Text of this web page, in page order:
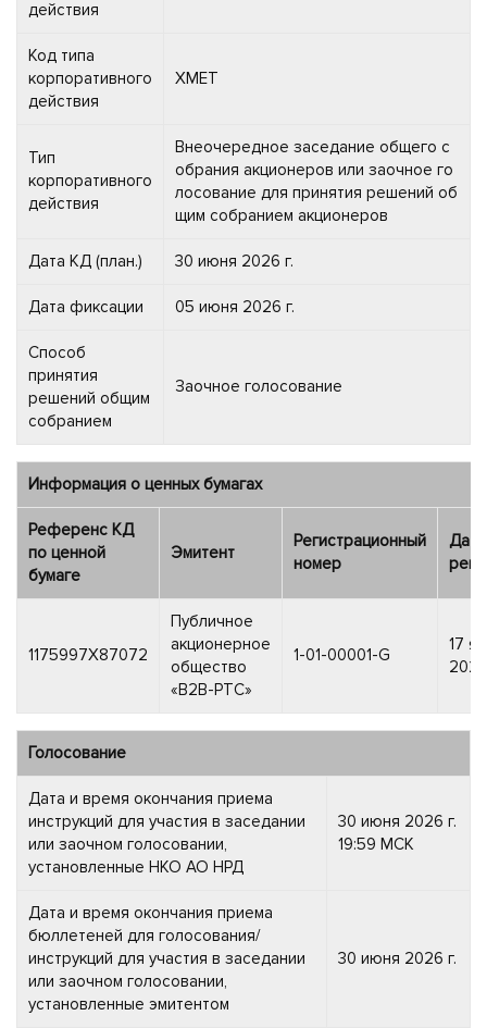
действия
Код типа
корпоративного
действия
XMET
Тип
корпоративного
действия
Внеочередное заседание общего с
обрания акционеров или заочное го
лосование для принятия решений об
щим собранием акционеров
Дата КД (план.) 30 июня 2026 г.
Дата фиксации 05 июня 2026 г.
Способ
принятия
решений общим
собранием
Заочное голосование
Информация о ценных бумагах
Референс КД
по ценной
бумаге
Эмитент
Регистрационный
номер
Дата
1175997X87072
Публичное
акционерное
общество
«В2В-РТС»
1-01-00001-G
17
Голосование
Дата и время окончания приема
инструкций для участия в заседании
или заочном голосовании,
установленные НКО АО НРД
30 июня 2026 г.
19:59 МСК
Дата и время окончания приема
бюллетеней для голосования/
инструкций для участия в заседании
или заочном голосовании,
установленные эмитентом
30 июня 2026 г.